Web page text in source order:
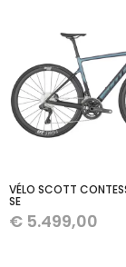
VÉLO SCOTT
SE
€ 5.499,00